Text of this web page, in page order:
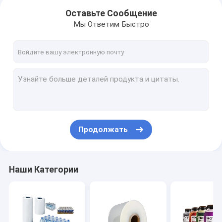
Дома
О Компании
Оставьте Сообщение
Мы Ответим Быстро
Продолжать
Наши Категории